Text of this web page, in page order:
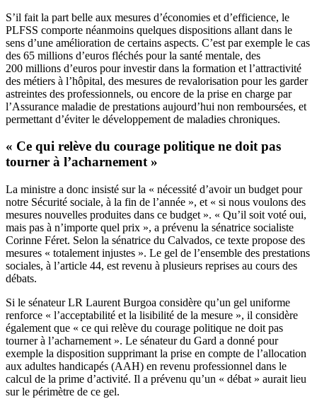
S’il fait la part belle aux mesures d’économies et d’efficience, le
PLFSS comporte néanmoins quelques dispositions allant dans le
sens d’une amélioration de certains aspects. C’est par exemple le cas
des 65 millions d’euros fléchés pour la santé mentale, des
200 millions d’euros pour investir dans la formation et l’attractivité
des métiers à l’hôpital, des mesures de revalorisation pour les garder
astreintes des professionnels, ou encore de la prise en charge par
l’Assurance maladie de prestations aujourd’hui non remboursées, et
permettant d’éviter le développement de maladies chroniques.
« Ce qui relève du courage politique ne doit pas
tourner à l’acharnement »
La ministre a donc insisté sur la « nécessité d’avoir un budget pour
notre Sécurité sociale, à la fin de l’année », et « si nous voulons des
mesures nouvelles produites dans ce budget ». « Qu’il soit voté oui,
mais pas à n’importe quel prix », a prévenu la sénatrice socialiste
Corinne Féret. Selon la sénatrice du Calvados, ce texte propose des
mesures « totalement injustes ». Le gel de l’ensemble des prestations
sociales, à l’article 44, est revenu à plusieurs reprises au cours des
débats.
Si le sénateur LR Laurent Burgoa considère qu’un gel uniforme
renforce « l’acceptabilité et la lisibilité de la mesure », il considère
également que « ce qui relève du courage politique ne doit pas
tourner à l’acharnement ». Le sénateur du Gard a donné pour
exemple la disposition supprimant la prise en compte de l’allocation
aux adultes handicapés (AAH) en revenu professionnel dans le
calcul de la prime d’activité. Il a prévenu qu’un « débat » aurait lieu
sur le périmètre de ce gel.